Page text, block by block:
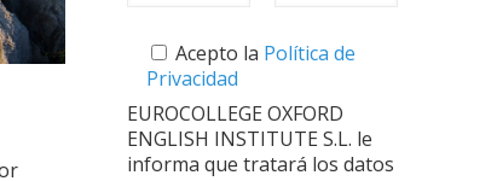
Acepto la Política de
Privacidad
EUROCOLLEGE OXFORD
ENGLISH INSTITUTE S.L. le
informa que tratará los datos